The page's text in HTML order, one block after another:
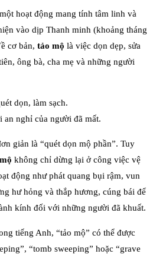
hoạt động mang tính tâm linh và
vào dịp Thanh minh (khoảng tháng
cơ bản, tảo mộ là việc dọn dẹp, sửa
ông bà, cha mẹ và những người
dọn, làm sạch.
an nghỉ của người đã mất.
giản là “quét dọn mộ phần”. Tuy
không chỉ dừng lại ở công việc vệ
động như phát quang bụi rậm, vun
hư hỏng và thắp hương, cúng bái để
kính đối với những người đã khuất.
tiếng Anh, “tảo mộ” có thể được
“tomb sweeping” hoặc “grave